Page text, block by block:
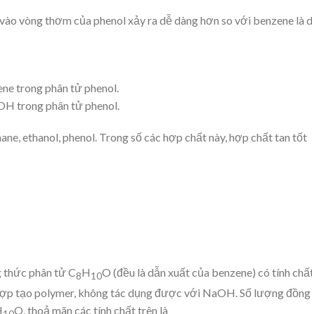
vòng thơm của phenol xảy ra dễ dàng hơn so với benzene là
trong phân tử phenol.
trong phân tử phenol.
ethanol, phenol. Trong số các hợp chất này, hợp chất tan tốt
thức phân tử C8H10O (đều là dẫn xuất của benzene) có tính
tạo polymer, không tác dụng được với NaOH. Số lượng đồng
O, thoả mãn các tính chất trên là